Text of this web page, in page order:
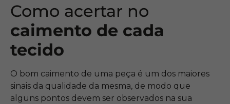
Como acertar no
caimento de cada
tecido
O bom caimento de uma peça é um dos maiores
sinais da qualidade da mesma, de modo que
alguns pontos devem ser observados na sua